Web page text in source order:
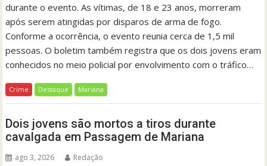
durante o evento. As vítimas, de 18 e 23 anos, morreram
após serem atingidas por disparos de arma de fogo.
Conforme a ocorrência, o evento reunia cerca de 1,5 mil
pessoas. O boletim também registra que os dois jovens eram
conhecidos no meio policial por envolvimento com o tráfico…
Crime Destaque Mariana
Dois jovens são mortos a tiros durante
cavalgada em Passagem de Mariana
ago 3, 2026 Redação